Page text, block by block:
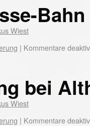
Bahn
Wiest
| Kommentare
bei
Wiest
| Kommentare